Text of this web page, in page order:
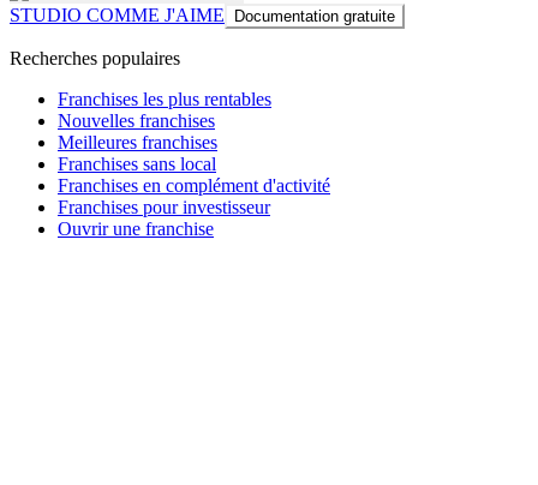
STUDIO COMME J'AIME Documentation gratuite
Recherches populaires
Franchises les plus rentables
Nouvelles franchises
Meilleures franchises
Franchises sans local
Franchises en complément d'activité
Franchises pour investisseur
Ouvrir une franchise